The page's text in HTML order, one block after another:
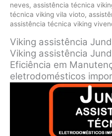
neves, assistência técnica
técnica viking vila vioto,
assistência técnica viking
Viking assistência
Viking assistência
Eficiência em
eletrodomésticos